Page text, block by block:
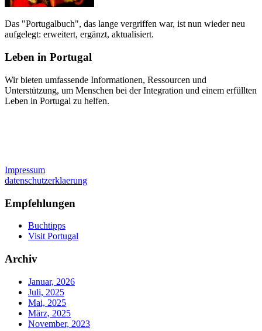
Das "Portugalbuch", das lange vergriffen war, ist nun wieder neu
aufgelegt: erweitert, ergänzt, aktualisiert.
Leben in Portugal
Wir bieten umfassende Informationen, Ressourcen und
Unterstützung, um Menschen bei der Integration und einem erfüllten
Leben in Portugal zu helfen.
Impressum
datenschutzerklaerung
Empfehlungen
Buchtipps
Visit Portugal
Archiv
Januar, 2026
Juli, 2025
Mai, 2025
März, 2025
November, 2023